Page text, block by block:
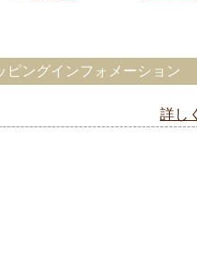
ピングインフォメーション
詳し